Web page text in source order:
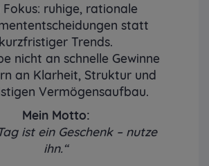
Fokus: ruhige, rationale
statt
kurzfristiger Trends.
nicht an schnelle Gewinne
an Klarheit, Struktur und
Vermögensaufbau.
Mein Motto:
ist ein Geschenk – nutze
ihn.“